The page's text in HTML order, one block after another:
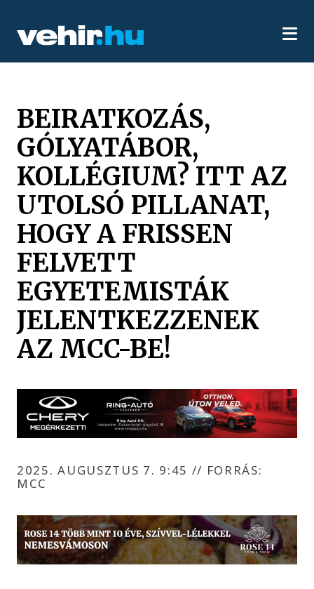
BEIRATKOZÁS,
GÓLYATÁBOR,
KOLLÉGIUM? ITT AZ
UTOLSÓ PILLANAT,
HOGY A FRISSEN
FELVETT
EGYETEMISTÁK
JELENTKEZZENEK
AZ MCC-BE!
2025. AUGUSZTUS 7. 9:45 // FORRÁS:
MCC